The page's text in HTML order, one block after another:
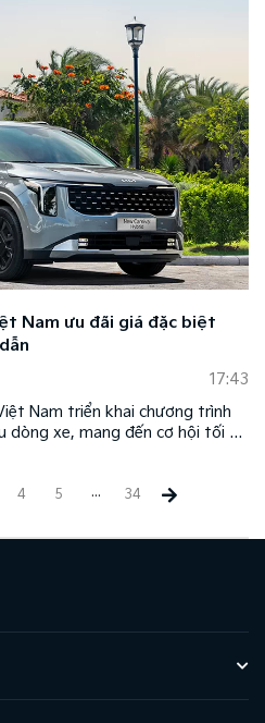
Nam ưu đãi giá đặc biệt
17:43
Nam triển khai chương trình
dòng xe, mang đến cơ hội tối ưu
4 5 ... 34